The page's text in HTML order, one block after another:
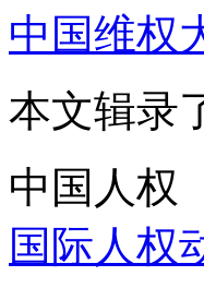
中国维权
本文辑录
中国人权
国际人权